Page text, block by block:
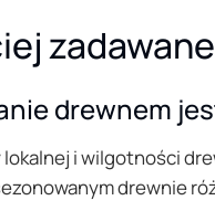
drewnem
lokalnej i wilgotności
drewnie